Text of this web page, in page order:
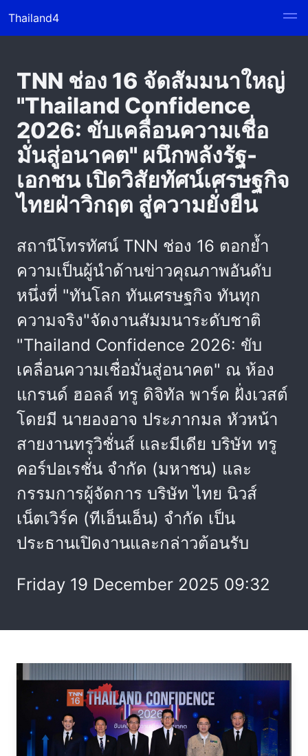
Thailand4
TNN ช่อง 16 จัดสัมมนาใหญ่
"Thailand Confidence
2026: ขับเคลื่อนความเชื่อ
มั่นสู่อนาคต" ผนึกพลังรัฐ-
เอกชน เปิดวิสัยทัศน์เศรษฐกิจ
ไทยฝ่าวิกฤต สู่ความยั่งยืน
สถานีโทรทัศน์ TNN ช่อง 16 ตอกย้ำ
ความเป็นผู้นำด้านข่าวคุณภาพอันดับ
หนึ่งที่ "ทันโลก ทันเศรษฐกิจ ทันทุก
ความจริง"จัดงานสัมมนาระดับชาติ
"Thailand Confidence 2026: ขับ
เคลื่อนความเชื่อมั่นสู่อนาคต" ณ ห้อง
แกรนด์ ฮอลล์ ทรู ดิจิทัล พาร์ค ฝั่งเวสต์
โดยมี นายองอาจ ประภากมล หัวหน้า
สายงานทรูวิชั่นส์ และมีเดีย บริษัท ทรู
คอร์ปอเรชั่น จำกัด (มหาชน) และ
กรรมการผู้จัดการ บริษัท ไทย นิวส์
เน็ตเวิร์ค (ทีเอ็นเอ็น) จำกัด เป็น
ประธานเปิดงานและกล่าวต้อนรับ
Friday 19 December 2025 09:32